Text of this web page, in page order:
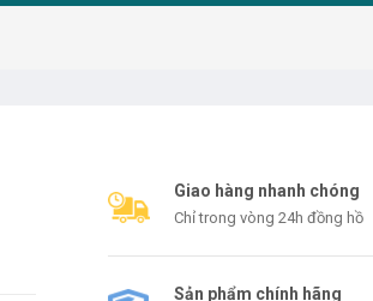
Giao hàng nhanh chóng
Chỉ trong vòng 24h đồng hồ
Sản phẩm chính hãng